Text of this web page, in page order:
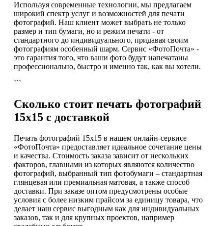
Используя современные технологии, мы предлагаем
широкий спектр услуг и возможностей для печати
фотографий. Наш клиент может выбрать не только
размер и тип бумаги, но и режим печати - от
стандартного до индивидуального, придавая своим
фотографиям особенный шарм. Сервис «ФотоПочта» -
это гарантия того, что ваши фото будут напечатаны
профессионально, быстро и именно так, как вы хотели.
```
Сколько стоит печать фотографий
15х15 с доставкой
Печать фотографий 15х15 в нашем онлайн-сервисе
«ФотоПочта» предоставляет идеальное сочетание цены
и качества. Стоимость заказа зависит от нескольких
факторов, главными из которых являются количество
фотографий, выбранный тип фотобумаги – стандартная
глянцевая или премиальная матовая, а также способ
доставки. При заказе оптом предусмотрены особые
условия с более низким прайсом за единицу товара, что
делает наш сервис выгодным как для индивидуальных
заказов, так и для крупных проектов, например